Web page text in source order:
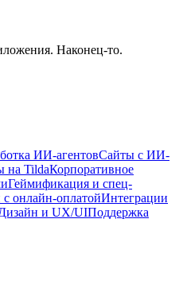
Наконец-то.
ИИ-агентовСайты с ИИ-
на TildaКорпоративное
Геймификация и спец-
онлайн-оплатойИнтеграции
и UX/UIПоддержка